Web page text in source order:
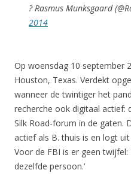
? Rasmus Munksgaard
2014
Op woensdag 10 september
Houston, Texas. Verdekt
wanneer de twintiger het
recherche ook digitaal actief:
Silk Road-forum in de gaten.
actief als B. thuis is en logt
Voor de FBI is er geen twijfel:
dezelfde persoon.’